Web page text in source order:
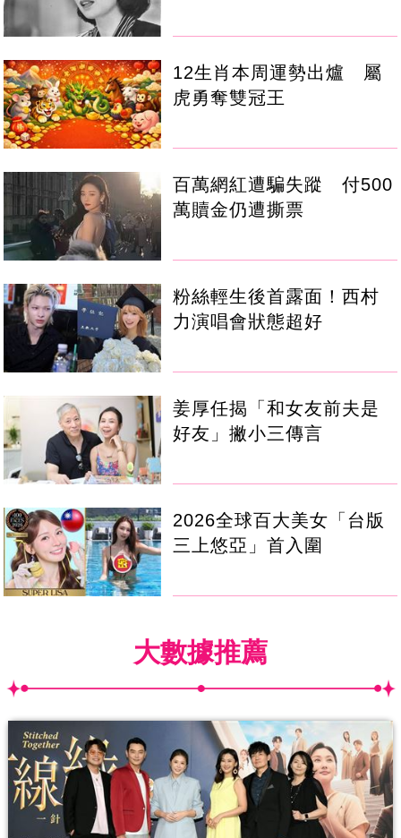
12生肖本周運勢出爐 屬
虎勇奪雙冠王
百萬網紅遭騙失蹤 付500
萬贖金仍遭撕票
粉絲輕生後首露面！西村
力演唱會狀態超好
姜厚任揭「和女友前夫是
好友」撇小三傳言
2026全球百大美女「台版
三上悠亞」首入圍
大數據推薦